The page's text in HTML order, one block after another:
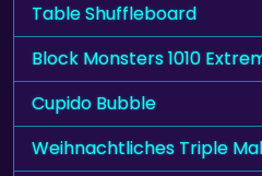
Table Shuffleboard
Block Monsters 1010
Cupido Bubble
Weihnachtliches Triple